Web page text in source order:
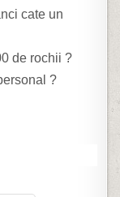
cate un
de rochii ?
?